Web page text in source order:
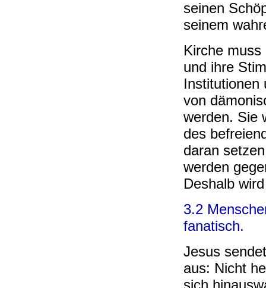
seinen
seinem
Kirche
und ihre
Institutionen
von
werden. Sie
des
daran
werden
Deshalb
3.2
fanatisch.
Jesus
aus: Nicht
sich